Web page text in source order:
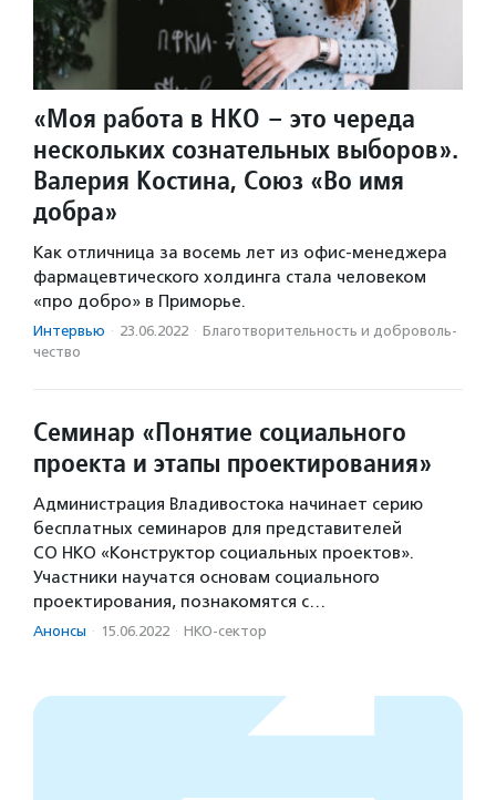
«Моя работа в НКО – это череда
нескольких сознательных выборов».
Валерия Костина, Союз «Во имя
добра»
Как отличница за восемь лет из офис-менеджера
фармацевтического холдинга стала человеком
«про добро» в Приморье.
Интервью · 23.06.2022 · Благотвори­тель­ность и доброволь­
чест­во
Семинар «Понятие социального
проекта и этапы проектирования»
Администрация Владивостока начинает серию
бесплатных семинаров для представителей
СО НКО «Конструктор социальных проектов».
Участники научатся основам социального
проектирования, познакомятся с…
Анонсы · 15.06.2022 · НКО-сектор